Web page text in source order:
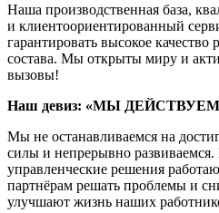
Наша производственная база,
и клиентоориентированный
гарантировать высокое
состава. Мы открыты миру и
вызовы!
Наш девиз: «МЫ
Мы не останавливаемся на
силы и непрерывно
управленческие решения
партнёрам решать проблемы и
улучшают жизнь наших